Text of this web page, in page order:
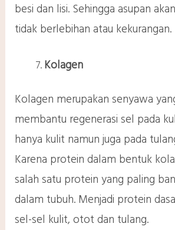
besi dan lisi. Sehingga asupan
tidak berlebihan atau kekurangan.
Kolagen
Kolagen merupakan senyawa
membantu regenerasi sel pada
hanya kulit namun juga pada
Karena protein dalam bentuk
salah satu protein yang paling
dalam tubuh. Menjadi protein
sel-sel kulit, otot dan tulang.